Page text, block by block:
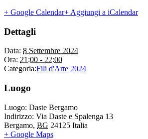
+ Google Calendar+ Aggiungi a iCalendar
Dettagli
Data: 8 Settembre 2024
Ora: 21:00 - 22:00
Categoria:Fili d'Arte 2024
Luogo
Luogo: Daste Bergamo
Indirizzo: Via Daste e Spalenga 13
Bergamo, BG 24125 Italia
+ Google Maps